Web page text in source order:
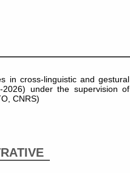
in cross-linguistic and gestural
2026) under the supervision of
CNRS)